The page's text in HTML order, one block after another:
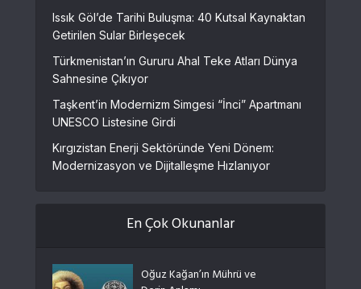
Issık Göl’de Tarihi Buluşma: 40 Kutsal Kaynaktan
Getirilen Sular Birleşecek
Türkmenistan’ın Gururu Ahal Teke Atları Dünya
Sahnesine Çıkıyor
Taşkent’in Modernizm Simgesi “İnci” Apartmanı
UNESCO Listesine Girdi
Kırgızistan Enerji Sektöründe Yeni Dönem:
Modernizasyon ve Dijitalleşme Hızlanıyor
En Çok Okunanlar
Oğuz Kağan’ın Mührü ve